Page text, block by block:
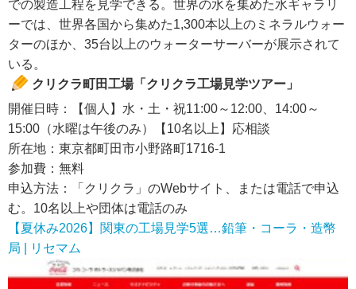
での製造工程を見学できる。世界の水を集めた水ギャラリ
ーでは、世界各国から集めた1,300本以上のミネラルウォー
ターのほか、35台以上のウォーターサーバーが展示されて
いる。
クリクラ町田工場「クリクラ工場見学ツアー」
開催日時：【個人】水・土・祝11:00～12:00、14:00～
15:00（水曜は午後のみ）【10名以上】応相談
所在地：東京都町田市小野路町1716-1
参加費：無料
申込方法：「クリクラ」のWebサイト、または電話で申込
む。10名以上や団体は電話のみ
【夏休み2026】関東の工場見学5選…鉛筆・コーラ・造幣
局 | リセマム